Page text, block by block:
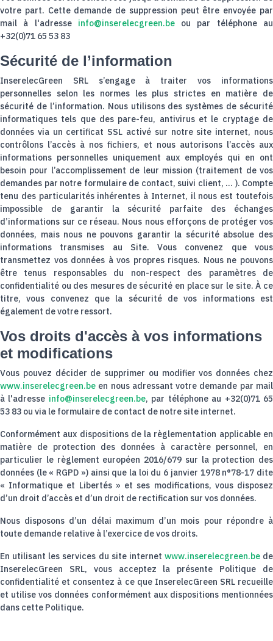
votre part. Cette demande de suppression peut être envoyée par
mail à l'adresse info@inserelecgreen.beou par téléphone au
+32(0)71 65 53 83
Sécurité de l’information
InserelecGreen SRL s’engage à traiter vos informations
personnelles selon les normes les plus strictes en matière de
sécurité de l’information. Nous utilisons des systèmes de sécurité
informatiques tels que des pare-feu, antivirus et le cryptage de
données via un certificat SSL activé sur notre site internet, nous
contrôlons l’accès à nos fichiers, et nous autorisons l’accès aux
informations personnelles uniquement aux employés qui en ont
besoin pour l’accomplissement de leur mission (traitement de vos
demandes par notre formulaire de contact, suivi client, ... ). Compte
tenu des particularités inhérentes à Internet, il nous est toutefois
impossible de garantir la sécurité parfaite des échanges
d’informations sur ce réseau. Nous nous efforçons de protéger vos
données, mais nous ne pouvons garantir la sécurité absolue des
informations transmises au Site. Vous convenez que vous
transmettez vos données à vos propres risques. Nous ne pouvons
être tenus responsables du non-respect des paramètres de
confidentialité ou des mesures de sécurité en place sur le site. À ce
titre, vous convenez que la sécurité de vos informations est
également de votre ressort.
Vos droits d'accès à vos informations
et modifications
Vous pouvez décider de supprimer ou modifier vos données chez
www.inserelecgreen.be en nous adressant votre demande par mail
à l'adresse info@inserelecgreen.be, par téléphone au +32(0)71 65
53 83 ou via le formulaire de contact de notre site internet.
Conformément aux dispositions de la règlementation applicable en
matière de protection des données à caractère personnel, en
particulier le règlement européen 2016/679 sur la protection des
données (le « RGPD ») ainsi que la loi du 6 janvier 1978 n°78-17 dite
« Informatique et Libertés » et ses modifications, vous disposez
d’un droit d’accès et d’un droit de rectification sur vos données.
Nous disposons d’un délai maximum d’un mois pour répondre à
toute demande relative à l’exercice de vos droits.
En utilisant les services du site internet www.inserelecgreen.bede
InserelecGreen SRL, vous acceptez la présente Politique de
confidentialité et consentez à ce que InserelecGreen SRL recueille
et utilise vos données conformément aux dispositions mentionnées
dans cette Politique.